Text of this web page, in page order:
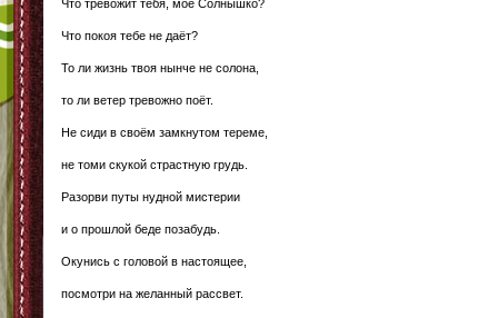
Что тревожит тебя, моё Солнышко?
Что покоя тебе не даёт?
То ли жизнь твоя нынче не солона,
то ли ветер тревожно поёт.
Не сиди в своём замкнутом тереме,
не томи скукой страстную грудь.
Разорви путы нудной мистерии
и о прошлой беде позабудь.
Окунись с головой в настоящее,
посмотри на желанный рассвет.